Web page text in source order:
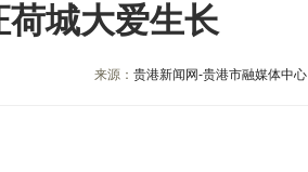
城大爱生长
来源：贵港新闻网-贵港市融媒体中心